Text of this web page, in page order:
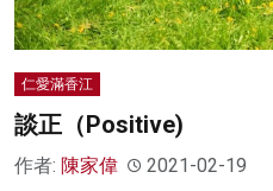
仁愛滿香江
談正（Positive)
作者: 陳家偉 2021-02-19